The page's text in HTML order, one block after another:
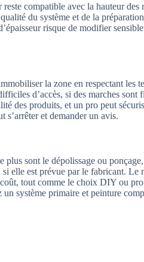
compatible avec la hauteur des
du système et de la
risque de modifier
la zone en respectant les
d’accès, si des marches sont
des produits, et un pro peut
s’arrêter et demander un avis.
sont le dépolissage ou
elle est prévue par le fabricant. Le
tout comme le choix DIY ou
système primaire et peinture